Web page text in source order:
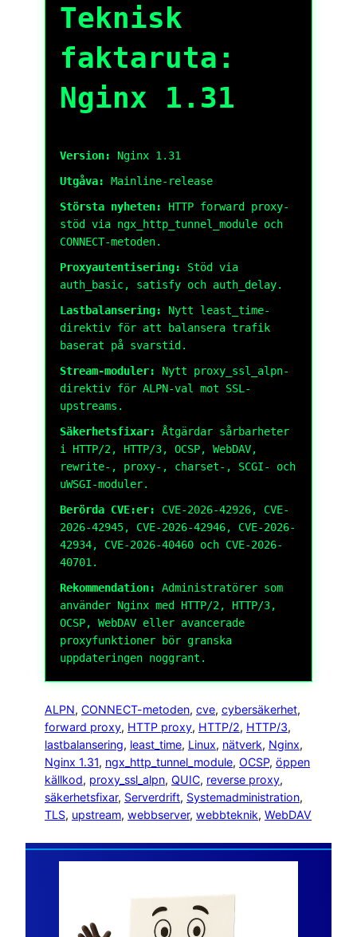
Teknisk
faktaruta:
Nginx 1.31
Version:
Nginx 1.31
Utgåva:
Mainline-release
Största nyheten:
HTTP forward proxy-
stöd via ngx_http_tunnel_module och
CONNECT-metoden.
Proxyautentisering:
Stöd via
auth_basic, satisfy och auth_delay.
Lastbalansering:
Nytt least_time-
direktiv för att balansera trafik
baserat på svarstid.
Stream-moduler:
Nytt proxy_ssl_alpn-
direktiv för ALPN-val mot SSL-
upstreams.
Säkerhetsfixar:
Åtgärdar sårbarheter
i HTTP/2, HTTP/3, OCSP, WebDAV,
rewrite-, proxy-, charset-, SCGI- och
uWSGI-moduler.
Berörda CVE:er:
CVE-2026-42926, CVE-
2026-42945, CVE-2026-42946, CVE-2026-
42934, CVE-2026-40460 och CVE-2026-
40701.
Rekommendation:
Administratörer som
använder Nginx med HTTP/2, HTTP/3,
OCSP, WebDAV eller avancerade
proxyfunktioner bör granska
uppdateringen noggrant.
ALPN, CONNECT-metoden, cve, cybersäkerhet
forward proxy, HTTP proxy, HTTP/2, HTTP/3
lastbalansering, least_time, Linux, nätverk, Nginx
Nginx 1.31, ngx_http_tunnel_module, OCSP, öppen
källkod, proxy_ssl_alpn, QUIC, reverse proxy
säkerhetsfixar, Serverdrift, Systemadministration
TLS, upstream, webbserver, webbteknik, WebDAV